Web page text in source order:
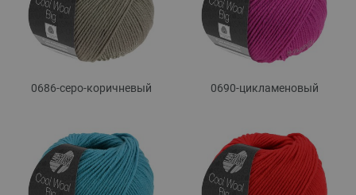
0686-серо-коричневый 0690-цикламеновый